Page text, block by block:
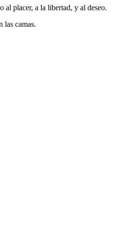
al placer, a la libertad, y al deseo.
las camas.